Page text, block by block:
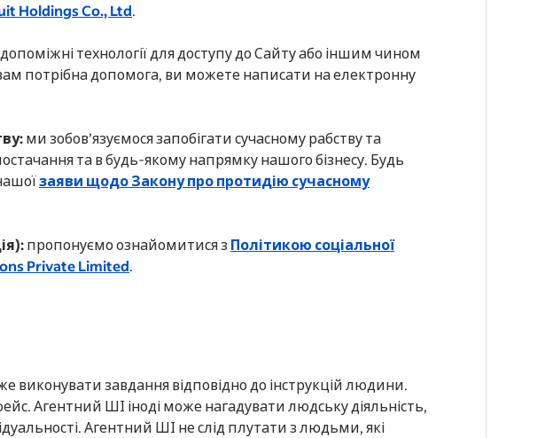
Holdings Co., Ltd.
технології для доступу до Сайту або іншим чином
потрібна допомога, ви можете написати на електронну
ми зобов’язуємося запобігати сучасному рабству та
та в будь-якому напрямку нашого бізнесу. Будь
заяви щодо Закону про протидію сучасному
пропонуємо ознайомитися з Політикою соціальної
Private Limited.
виконувати завдання відповідно до інструкцій людини.
Агентний ШІ іноді може нагадувати людську діяльність,
Агентний ШІ не слід плутати з людьми, які